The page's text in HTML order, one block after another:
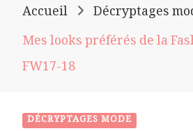
Accueil
Décryptages
Mes looks préférés de la
FW17-18
DÉCRYPTAGES MODE